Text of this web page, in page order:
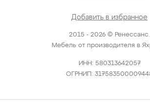
2015 - 2026 © Ренессанс.
Мебель от производителя в
ИНН: 580313642057
ОГРНИП:
Добавить в избранное